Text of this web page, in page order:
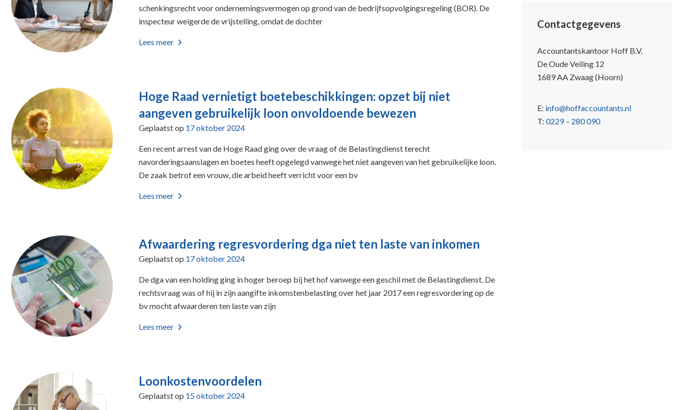
schenkingsrecht voor ondernemingsvermogen op grond van de bedrijfsopvolgingsregeling (BOR). De
inspecteur weigerde de vrijstelling, omdat de dochter
Lees meer
Hoge Raad vernietigt boetebeschikkingen: opzet bij niet
aangeven gebruikelijk loon onvoldoende bewezen
Geplaatst op 17 oktober 2024
Een recent arrest van de Hoge Raad ging over de vraag of de Belastingdienst terecht
navorderingsaanslagen en boetes heeft opgelegd vanwege het niet aangeven van het gebruikelijke loon.
De zaak betrof een vrouw, die arbeid heeft verricht voor een bv
Lees meer
Afwaardering regresvordering dga niet ten laste van inkomen
Geplaatst op 17 oktober 2024
De dga van een holding ging in hoger beroep bij het hof vanwege een geschil met de Belastingdienst. De
rechtsvraag was of hij in zijn aangifte inkomstenbelasting over het jaar 2017 een regresvordering op de
bv mocht afwaarderen ten laste van zijn
Lees meer
Loonkostenvoordelen
Geplaatst op 15 oktober 2024
Contactgegevens
Accountantskantoor Hoff B.V.
De Oude Veiling 12
1689 AA Zwaag (Hoorn)
E: info@hoffaccountants.nl
T: 0229 – 280 090